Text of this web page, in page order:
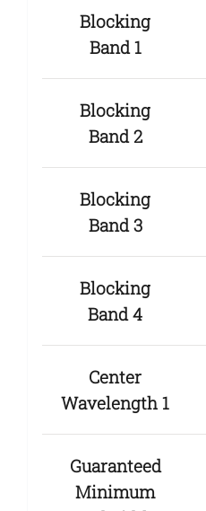
Blocking
Band 1
Blocking
Band 2
Blocking
Band 3
Blocking
Band 4
Center
Wavelength 1
Guaranteed
Minimum